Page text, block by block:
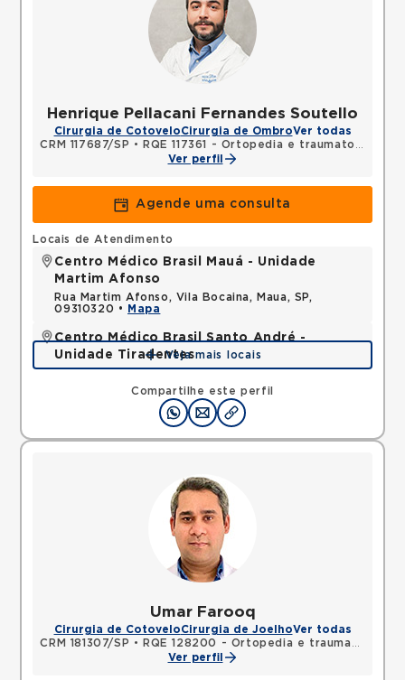
Henrique Pellacani Fernandes Soutello
Cirurgia de CotoveloCirurgia de OmbroVer todas
CRM 117687/SP •
RQE 117361 - Ortopedia e traumatologia
Ver perfil
Agende uma consulta
Compartilhe este perfil
Locais de Atendimento
Centro Médico Brasil Mauá - Unidade
Martim Afonso
Rua Martim Afonso, Vila Bocaina, Maua, SP,
09310320 •
Mapa
Centro Médico Brasil Santo André -
Unidade Tiradentes
Rua Tiradentes, Vila Dora, Santo Andre, SP,
09030560 •Mapa
Veja mais locais
Umar Farooq
Cirurgia de CotoveloCirurgia de JoelhoVer todas
CRM 181307/SP •
RQE 128200 - Ortopedia e traumatologia
Ver perfil